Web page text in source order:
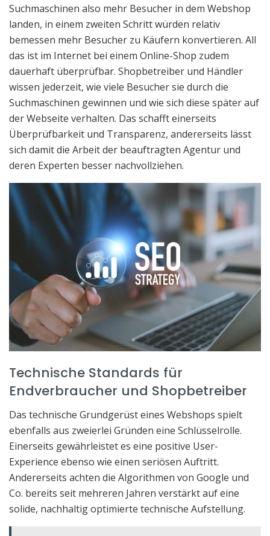
Suchmaschinen also mehr Besucher in dem Webshop
landen, in einem zweiten Schritt würden relativ
bemessen mehr Besucher zu Käufern konvertieren. All
das ist im Internet bei einem Online-Shop zudem
dauerhaft überprüfbar. Shopbetreiber und Händler
wissen jederzeit, wie viele Besucher sie durch die
Suchmaschinen gewinnen und wie sich diese später auf
der Webseite verhalten. Das schafft einerseits
Überprüfbarkeit und Transparenz, andererseits lässt
sich damit die Arbeit der beauftragten Agentur und
deren Experten besser nachvollziehen.
Technische Standards für
Endverbraucher und Shopbetreiber
Das technische Grundgerüst eines Webshops spielt
ebenfalls aus zweierlei Gründen eine Schlüsselrolle.
Einerseits gewährleistet es eine positive User-
Experience ebenso wie einen seriösen Auftritt.
Andererseits achten die Algorithmen von Google und
Co. bereits seit mehreren Jahren verstärkt auf eine
solide, nachhaltig optimierte technische Aufstellung.